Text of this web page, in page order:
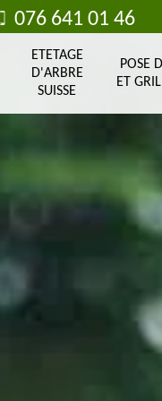
076 641 01 46
ETETAGE
D'ARBRE
SUISSE
POSE
ET